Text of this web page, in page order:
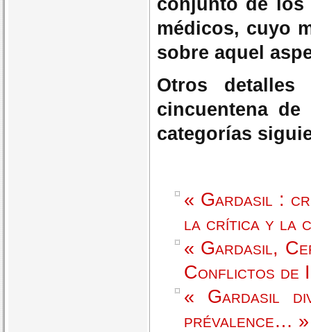
médicos, cuyo
sobre aquel
Otros
cincuentena
categorías
« Gardasil :
la crítica y la
« Gardasil,
Conflictos de
« Gardasil
prévalence…